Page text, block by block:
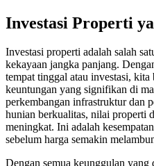
Investasi Properti
Investasi properti adalah salah
kekayaan jangka panjang.
tempat tinggal atau investasi, kita
keuntungan yang signifikan di
perkembangan infrastruktur dan
hunian berkualitas, nilai properti
meningkat. Ini adalah
sebelum harga semakin
Dengan semua keunggulan